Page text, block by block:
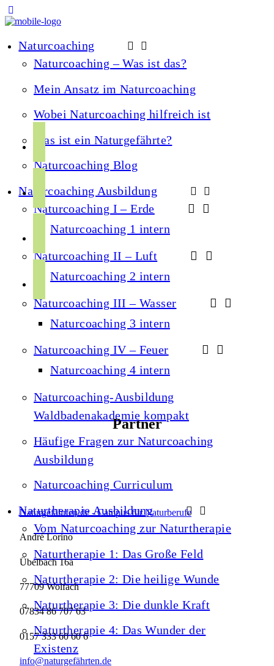
Naturcoaching
Naturcoaching – Was ist das?
Mein Ansatz im Naturcoaching
Wobei Naturcoaching hilfreich ist
Was ist ein Naturgefährte?
Naturcoaching Blog
Naturcoaching Ausbildung
Naturcoaching I – Erde
Naturcoaching 1 intern
Naturcoaching II – Luft
Naturcoaching 2 intern
Naturcoaching III – Wasser
Naturcoaching 3 intern
Naturcoaching IV – Feuer
Naturcoaching 4 intern
Naturcoaching-Ausbildung
Waldbadenakademie kompakt
Häufige Fragen zur Naturcoaching
Ausbildung
Naturcoaching Curriculum
Naturtherapie Ausbildung
Vom Naturcoaching zur Naturtherapie
Naturtherapie 1: Das Große Feld
Naturtherapie 2: Die heilige Wunde
Naturtherapie 3: Die dunkle Kraft
Naturtherapie 4: Das Wunder der
Existenz
c
b
o
k
n
s
g
a
u
b
o
f
Partner
Naturgefährten.de - Campus für Naturberufe
André Lorino
Übelbach 16a
77709 Wolfach
07834 86 707 63
0157 333 60 60 6
info@naturgefährten.de